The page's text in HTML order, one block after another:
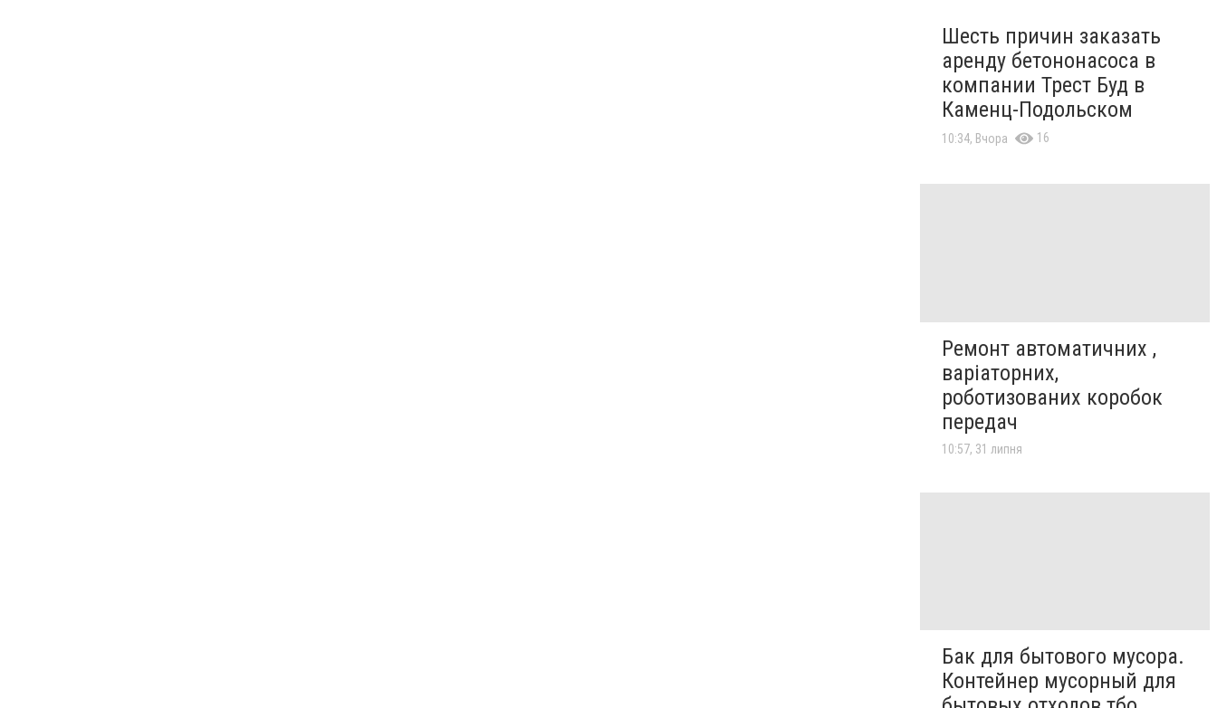
Шесть причин заказать
аренду бетононасоса в
компании Трест Буд в
Каменц-Подольском
10:34, Вчора 16
Ремонт автоматичних ,
варіаторних,
роботизованих коробок
передач
10:57, 31 липня
Бак для бытового мусора.
Контейнер мусорный для